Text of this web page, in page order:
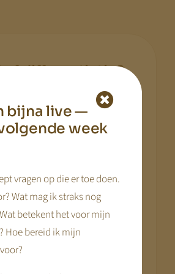
of differentiatie?.
vaak tussen twee
communicatie
complexiteit
bijna live —
week
vragen op die er toe doen.
Wat mag ik straks nog
betekent het voor mijn
Hoe bereid ik mijn